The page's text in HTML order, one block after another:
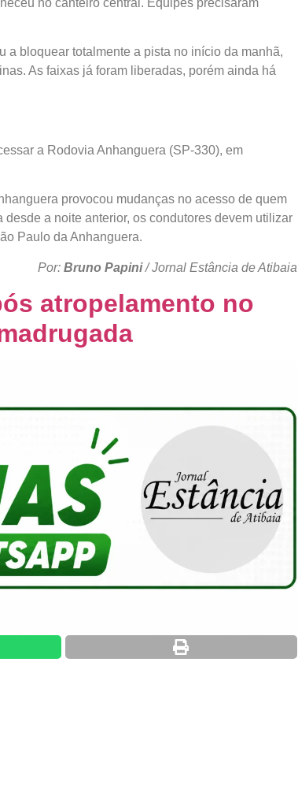
a bloquear totalmente a pista no início da manhã,
As faixas já foram liberadas, porém ainda há
a Rodovia Anhanguera (SP-330), em
provocou mudanças no acesso de quem
a noite anterior, os condutores devem utilizar
Paulo da Anhanguera.
Por: Bruno Papini/ Jornal Estância de Atibaia
atropelamento no